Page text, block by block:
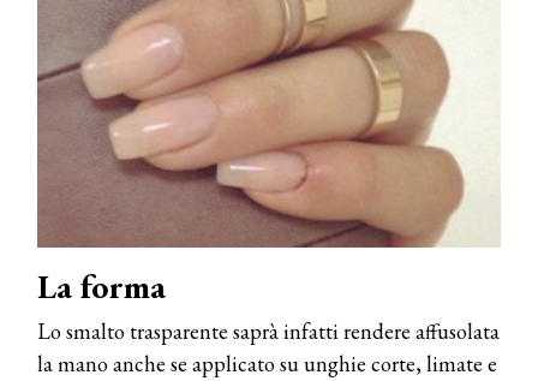
La forma
Lo smalto trasparente saprà infatti rendere affusolata
la mano anche se applicato su unghie corte, limate e